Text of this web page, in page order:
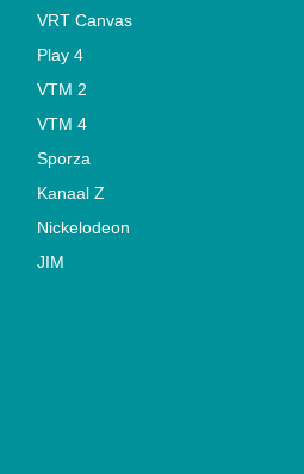
VRT Canvas
Play 4
VTM 2
VTM 4
Sporza
Kanaal Z
Nickelodeon
JIM